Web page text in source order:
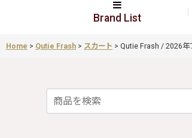
Brand List
Home > Qutie Frash > スカート > Qutie Frash / 2026年